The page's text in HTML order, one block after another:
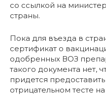
со ссылкой на
страны.
Пока для въезда в
сертификат о
одобренных ВОЗ
такого документа нет,
придется
отрицательном тесте